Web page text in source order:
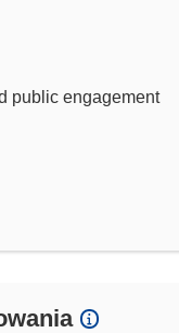
public engagement